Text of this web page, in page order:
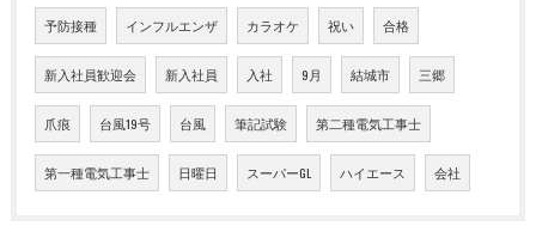
予防接種 インフルエンザ カラオケ 祝い 合格
新入社員歓迎会 新入社員 入社 9月 結城市 三郷
爪痕 台風19号 台風 筆記試験 第二種電気工事士
第一種電気工事士 日曜日 スーパーGL ハイエース 会社